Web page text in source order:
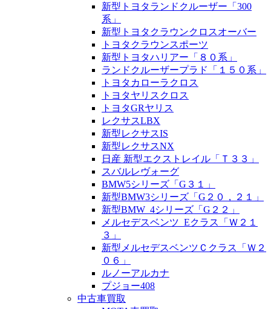
新型トヨタランドクルーザー「300
系」
新型トヨタクラウンクロスオーバー
トヨタクラウンスポーツ
新型トヨタハリアー「８０系」
ランドクルーザープラド「１５０系」
トヨタカローラクロス
トヨタヤリスクロス
トヨタGRヤリス
レクサスLBX
新型レクサスIS
新型レクサスNX
日産 新型エクストレイル「Ｔ３３」
スバルレヴォーグ
BMW5シリーズ「G３１」
新型BMW3シリーズ「G２０，２１」
新型BMW_4シリーズ「G２２」
メルセデスベンツ_Eクラス「Ｗ２１
３」
新型メルセデスベンツＣクラス「Ｗ２
０６」
ルノーアルカナ
プジョー408
中古車買取